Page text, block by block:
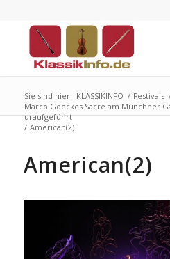
Sie sind hier: KLASSIKINFO / Festivals
Marco Goeckes Sacre am Münchner
uraufgeführt
/ American(2)
American(2)